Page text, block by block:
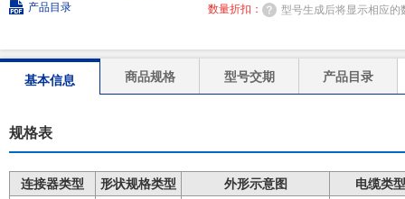
产品目录
数量折扣： 型号生成后将显示相应的
基本信息 商品规格 型号交期 产品目录
规格表
连接器类型 形状规格类型 外形示意图
电缆类型